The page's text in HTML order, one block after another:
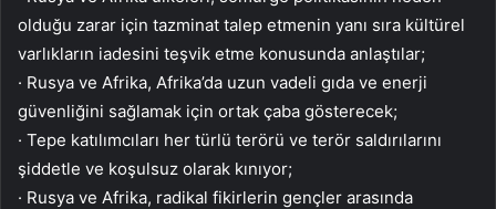
olduğu zarar için tazminat talep etmenin yanı sıra kültürel
varlıkların iadesini teşvik etme konusunda anlaştılar;
· Rusya ve Afrika, Afrika’da uzun vadeli gıda ve enerji
güvenliğini sağlamak için ortak çaba gösterecek;
· Tepe katılımcıları her türlü terörü ve terör saldırılarını
şiddetle ve koşulsuz olarak kınıyor;
· Rusya ve Afrika, radikal fikirlerin gençler arasında